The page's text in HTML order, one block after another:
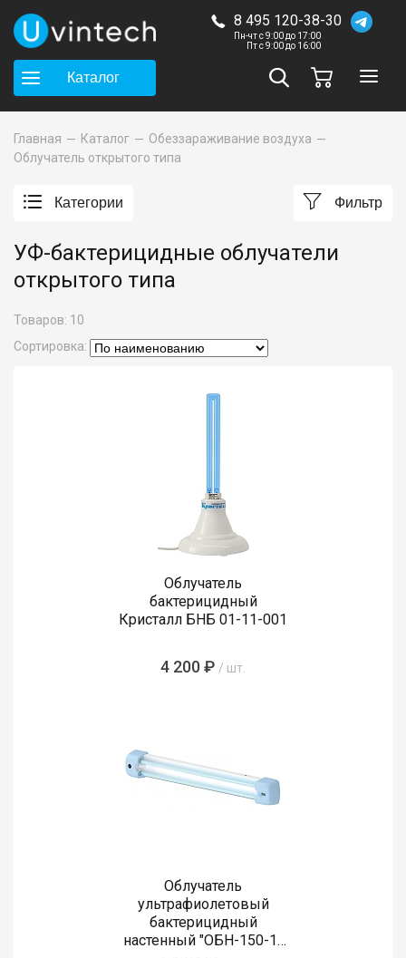
8 495 120-38-30
Пн-чт с 9:00 до 17:00
Пт с 9:00 до 16:00
Каталог
Главная Каталог
Обеззараживание воздуха
Облучатель открытого типа
Категории Фильтр
УФ-бактерицидные облучатели
открытого типа
Товаров: 10
Сортировка:
Облучатель
бактерицидный
Кристалл БНБ 01-11-001
4 200 ₽ / шт.
Облучатель
ультрафиолетовый
бактерицидный
настенный "ОБН-150-1-